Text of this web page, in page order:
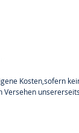
Kosten,sofern
Versehen unsererseits